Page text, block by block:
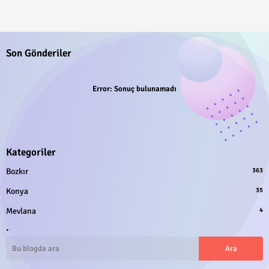
Son Gönderiler
Error: Sonuç bulunamadı
Kategoriler
Bozkır 363
Konya 35
Mevlana 4
.